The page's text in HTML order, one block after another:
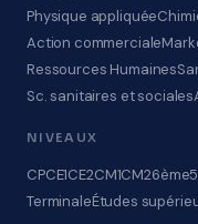
Physique appliquée
Action commerciale
Ressources Humaines
Sc. sanitaires et sociales
NIVEAUX
CPCE1CE2CM1CM26ème
TerminaleÉtudes